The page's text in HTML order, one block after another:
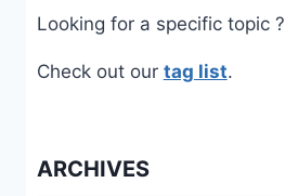
Looking for a specific topic ?
Check out our tag list.
ARCHIVES